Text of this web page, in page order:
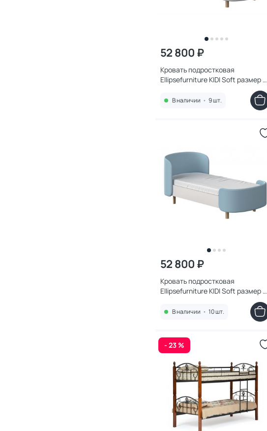
52 800 ₽
Кровать подростковая
Ellipsefurniture KIDI Soft размер М
В наличии • 9 шт.
52 800 ₽
Кровать подростковая
Ellipsefurniture KIDI Soft размер М
В наличии • 10 шт.
- 23 %